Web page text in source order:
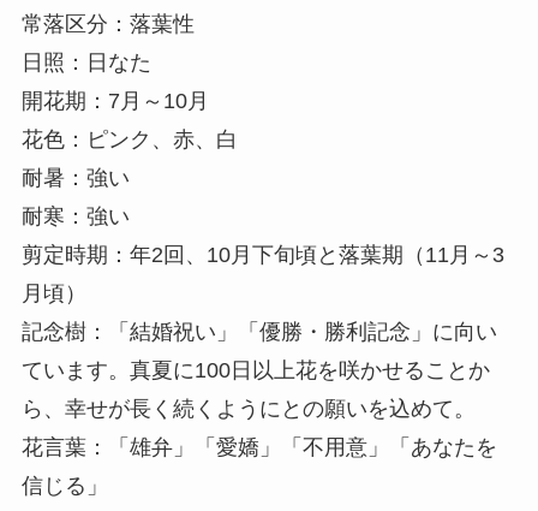
常落区分：落葉性
日照：日なた
開花期：7月～10月
花色：ピンク、赤、白
耐暑：強い
耐寒：強い
剪定時期：年2回、10月下旬頃と落葉期（11月～3
月頃）
記念樹：「結婚祝い」「優勝・勝利記念」に向い
ています。真夏に100日以上花を咲かせることか
ら、幸せが長く続くようにとの願いを込めて。
花言葉：「雄弁」「愛嬌」「不用意」「あなたを
信じる」